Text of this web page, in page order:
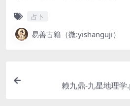
占卜
易善古籍（微:yishanguji）
赖九鼎-九星地理